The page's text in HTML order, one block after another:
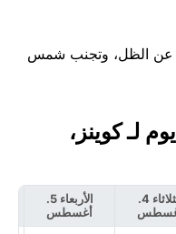
عن الظل، وتجنب شمس
توقعات الطقس لمدة 7 يوم لـ كوينز،
الثلاثاء 4.
الأربعاء 5.
أغسطس